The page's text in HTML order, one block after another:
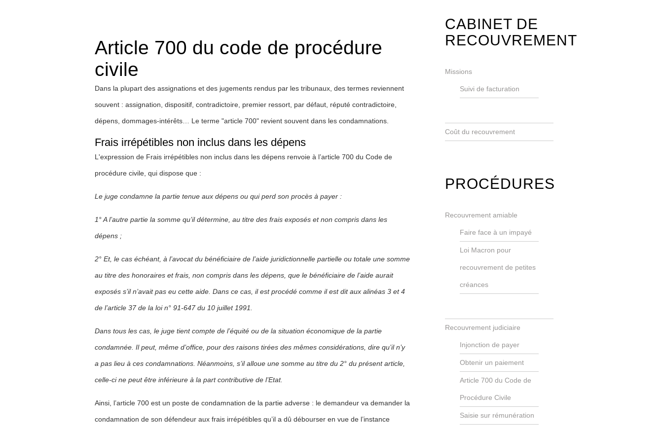
Article 700 du code de procédure
civile
Dans la plupart des assignations et des jugements rendus par les tribunaux, des termes reviennent
souvent : assignation, dispositif, contradictoire, premier ressort, par défaut, réputé contradictoire,
dépens, dommages-intérêts… Le terme "article 700" revient souvent dans les condamnations.
Frais irrépétibles non inclus dans les dépens
L'expression de Frais irrépétibles non inclus dans les dépens renvoie à l’article 700 du Code de
procédure civile, qui dispose que :
Le juge condamne la partie tenue aux dépens ou qui perd son procès à payer :
1° A l’autre partie la somme qu’il détermine, au titre des frais exposés et non compris dans les
dépens ;
2° Et, le cas échéant, à l’avocat du bénéficiaire de l’aide juridictionnelle partielle ou totale une somme
au titre des honoraires et frais, non compris dans les dépens, que le bénéficiaire de l’aide aurait
exposés s’il n’avait pas eu cette aide. Dans ce cas, il est procédé comme il est dit aux alinéas 3 et 4
de l’article 37 de la loi n° 91-647 du 10 juillet 1991.
Dans tous les cas, le juge tient compte de l’équité ou de la situation économique de la partie
condamnée. Il peut, même d’office, pour des raisons tirées des mêmes considérations, dire qu’il n’y
a pas lieu à ces condamnations. Néanmoins, s’il alloue une somme au titre du 2° du présent article,
celle-ci ne peut être inférieure à la part contributive de l’Etat.
Ainsi, l’article 700 est un poste de condamnation de la partie adverse : le demandeur va demander la
condamnation de son défendeur aux frais irrépétibles qu’il a dû débourser en vue de l’instance
CABINET DE
RECOUVREMENT
Missions
Suivi de facturation
Coût du recouvrement
PROCÉDURES
Recouvrement amiable
Faire face à un impayé
Loi Macron pour
recouvrement de petites
créances
Recouvrement judiciaire
Injonction de payer
Obtenir un paiement
Article 700 du Code de
Procédure Civile
Saisie sur rémunération